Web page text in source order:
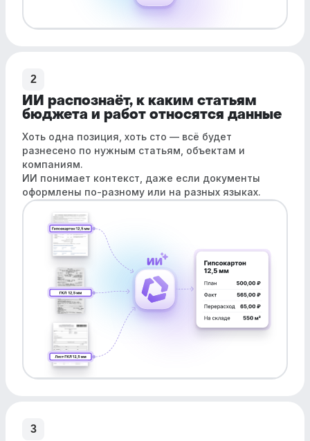
2
ИИ распознаёт, к каким статьям
бюджета и работ относятся данные
Хоть одна позиция, хоть сто — всё будет
разнесено по нужным статьям, объектам и
компаниям.
ИИ понимает контекст, даже если документы
оформлены по-разному или на разных языках.
3